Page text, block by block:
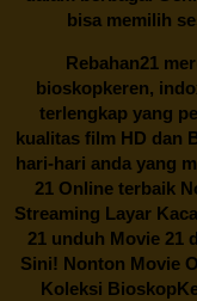
bisa memilih
Rebahan21
bioskopkeren,
terlengkap yang
kualitas film HD dan
hari-hari anda yang
21 Online terbaik
Streaming Layar
21 unduh Movie 21
Sini! Nonton Movie
Koleksi